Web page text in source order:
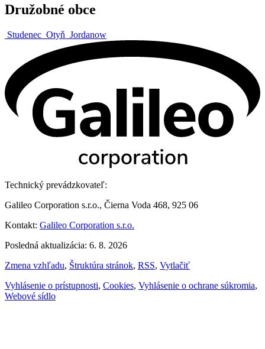
Družobné obce
Studenec Otyň Jordanow
Technický prevádzkovateľ:
Galileo Corporation s.r.o., Čierna Voda 468, 925 06
Kontakt: Galileo Corporation s.r.o.
Posledná aktualizácia: 6. 8. 2026
Zmena vzhľadu, Štruktúra stránok, RSS, Vytlačiť
Vyhlásenie o prístupnosti, Cookies, Vyhlásenie o ochrane súkromia,
Webové sídlo